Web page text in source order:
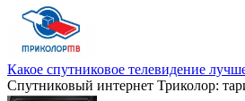
Какое спутниковое телевидение
Спутниковый интернет Триколор: